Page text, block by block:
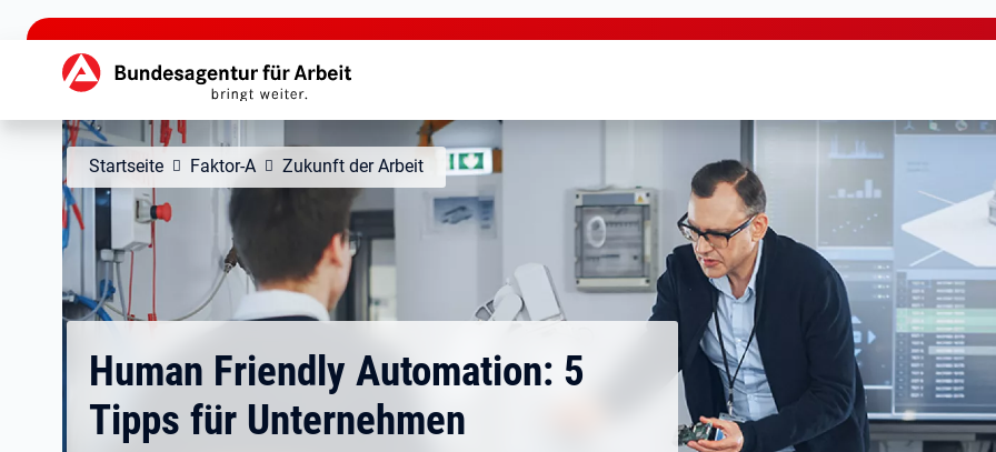
zu den Hauptinhalten springen
Hauptnavigation
Startseite Faktor-A Zukunft der Arbeit
Human Friendly Automation: 5
Tipps für Unternehmen